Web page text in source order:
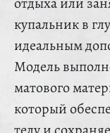
купальник в
идеальным
Модель
матового
который